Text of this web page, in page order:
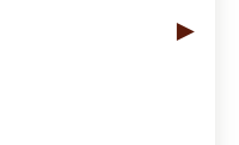
►